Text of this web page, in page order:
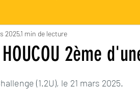
VTT Tour 2024
2ème
20251 min de lecture
sur 5.
(1.2U), le 21 mars 2025.